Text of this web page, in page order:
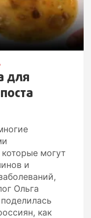
для
могут
и
Ольга
как